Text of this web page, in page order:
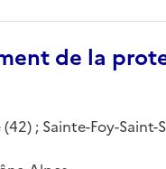
de la
; Sainte-Foy-